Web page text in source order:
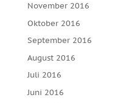
November 2016
Oktober 2016
September 2016
August 2016
Juli 2016
Juni 2016